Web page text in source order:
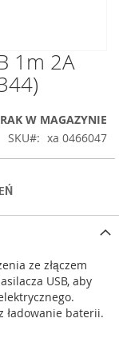
1m 2A
W MAGAZYNIE
SKU
xa 0466047
ze złączem
USB, aby
ładowanie baterii.